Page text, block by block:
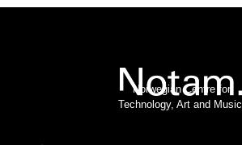
Norwegian Centre for
Technology, Art and Music